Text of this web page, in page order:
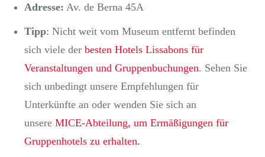
Adresse: Av. de Berna 45A
Tipp: Nicht weit vom Museum entfernt befinden
sich viele der besten Hotels Lissabons für
Veranstaltungen und Gruppenbuchungen. Sehen Sie
sich unbedingt unsere Empfehlungen für
Unterkünfte an oder wenden Sie sich an
unsere MICE-Abteilung, um Ermäßigungen für
Gruppenhotels zu erhalten.